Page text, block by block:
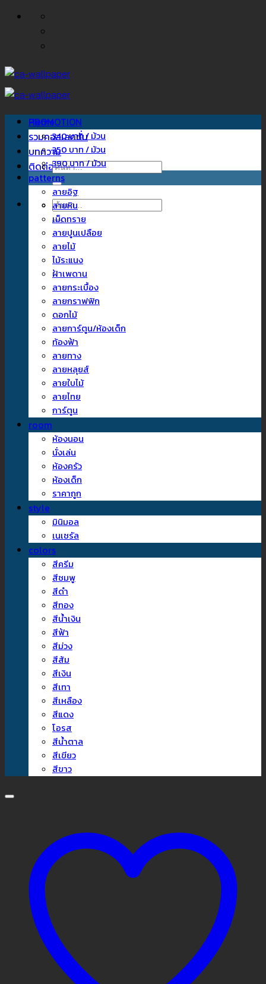
ข้าม
Home
รวมคอลเลคชั่น
บทความ
ติดต่อเรา
ค้นหา:
ค้นหา:
PROMOTION
340 บาท / ม้วน
350 บาท / ม้วน
390 บาท / ม้วน
patterns
ลายอิฐ
ลายหิน
เม็ดทราย
ลายปูนเปลือย
ลายไม้
ไม้ระแนง
ฝ้าเพดาน
ลายกระเบื้อง
ลายกราฟฟิก
ดอกไม้
ลายการ์ตูน/ห้องเด็ก
ท้องฟ้า
ลายทาง
ลายหลุยส์
ลายใบไม้
ลายไทย
การ์ตูน
room
ห้องนอน
นั่งเล่น
ห้องครัว
ห้องเด็ก
ราคาถูก
style
มินิมอล
เนเชรัล
colors
สีครีม
สีชมพู
สีดำ
สีทอง
สีน้ำเงิน
สีฟ้า
สีม่วง
สีส้ม
สีเงิน
สีเทา
สีเหลือง
สีแดง
โอรส
สีน้ำตาล
สีเขียว
สีขาว